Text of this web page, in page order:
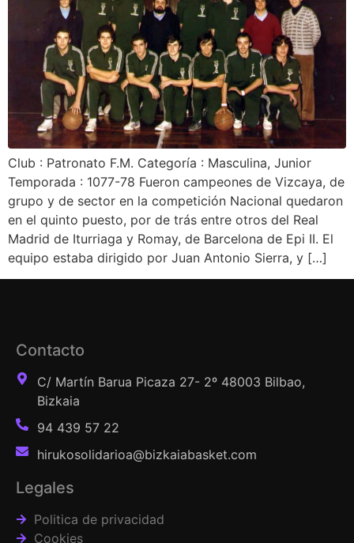
Club : Patronato F.M. Categoría : Masculina, Junior
Temporada : 1077-78 Fueron campeones de Vizcaya, de
grupo y de sector en la competición Nacional quedaron
en el quinto puesto, por de trás entre otros del Real
Madrid de Iturriaga y Romay, de Barcelona de Epi II. El
equipo estaba dirigido por Juan Antonio Sierra, y […]
Contacto
C/ Martín Barua Picaza 27- 2º 48003 Bilbao,
Bizkaia
94 439 57 22
hirukosolidarioa@bizkaiabasket.com
Legales
Politica de privacidad
Cookies